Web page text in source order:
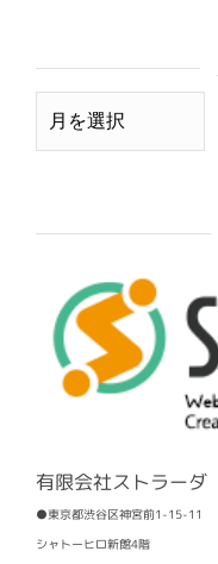
月
有限会社ストラーダ
●東京都渋谷区神宮前1-15-11
シャトーヒロ新館4階